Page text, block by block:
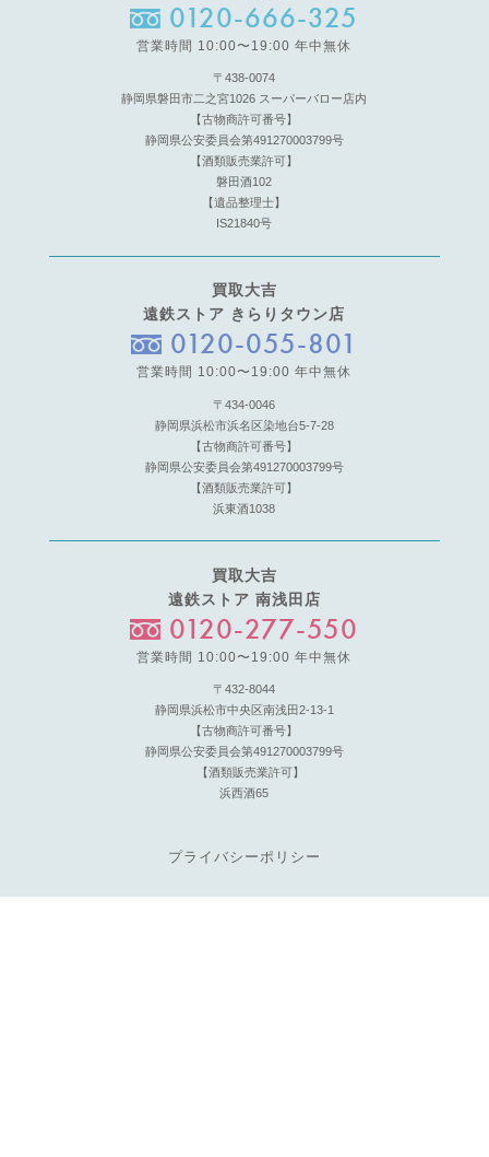
0120-666-325
営業時間 10:00〜19:00 年中無休
〒438-0074
静岡県磐田市二之宮1026 スーパーバロー店内
【古物商許可番号】
静岡県公安委員会第491270003799号
【酒類販売業許可】
磐田酒102
【遺品整理士】
IS21840号
買取大吉
遠鉄ストア きらりタウン店
0120-055-801
営業時間 10:00〜19:00 年中無休
〒434-0046
静岡県浜松市浜名区染地台5-7-28
【古物商許可番号】
静岡県公安委員会第491270003799号
【酒類販売業許可】
浜東酒1038
買取大吉
遠鉄ストア 南浅田店
0120-277-550
営業時間 10:00〜19:00 年中無休
〒432-8044
静岡県浜松市中央区南浅田2-13-1
【古物商許可番号】
静岡県公安委員会第491270003799号
【酒類販売業許可】
浜西酒65
プライバシーポリシー